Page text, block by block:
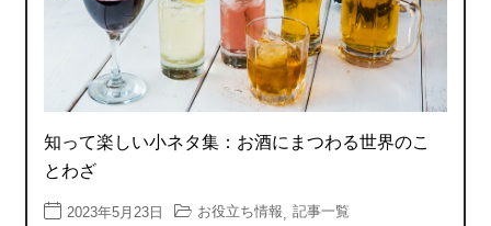
知って楽しい小ネタ集：お酒にまつわる世界のこ
とわざ
2023年5月23日 お役立ち情報, 記事一覧